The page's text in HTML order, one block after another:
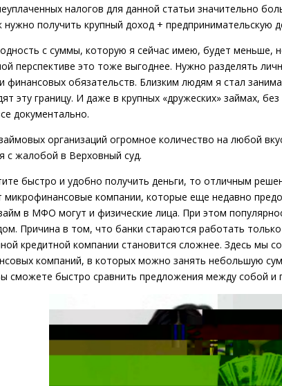
налогов для данной статьи значительно
нужно получить крупный доход + предпринимательскую
с суммы, которую я сейчас имею, будет меньше,
перспективе это тоже выгоднее. Нужно разделять
финансовых обязательств. Близким людям я стал
эту границу. И даже в крупных «дружеских» займах,
документально.
организаций огромное количество на любой
с жалобой в Верховный суд.
быстро и удобно получить деньги, то отличным
микрофинансовые компании, которые еще недавно
в МФО могут и физические лица. При этом
Причина в том, что банки стараются работать
кредитной компании становится сложнее. Здесь мы
компаний, в которых можно занять небольшую
сможете быстро сравнить предложения между собой